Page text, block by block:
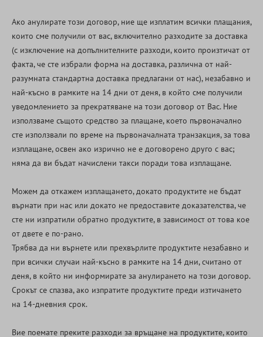
Ако анулирате този договор, ние ще изплатим всички плащания,
които сме получили от вас, включително разходите за доставка
(с изключение на допълнителните разходи, които произтичат от
факта, че сте избрали форма на доставка, различна от най-
разумната стандартна доставка предлагани от нас), незабавно и
най-късно в рамките на 14 дни от деня, в който сме получили
уведомлението за прекратяване на този договор от Вас. Ние
използваме същото средство за плащане, което първоначално
сте използвали по време на първоначалната транзакция, за това
изплащане, освен ако изрично не е договорено друго с вас;
няма да ви бъдат начислени такси поради това изплащане.
Можем да откажем изплащането, докато продуктите не бъдат
върнати при нас или докато не предоставите доказателства, че
сте ни изпратили обратно продуктите, в зависимост от това кое
от двете е по-рано.
Трябва да ни върнете или прехвърлите продуктите незабавно и
при всички случаи най-късно в рамките на 14 дни, считано от
деня, в който ни информирате за анулирането на този договор.
Срокът се спазва, ако изпратите продуктите преди изтичането
на 14-дневния срок.
Вие поемате преките разходи за връщане на продуктите, които